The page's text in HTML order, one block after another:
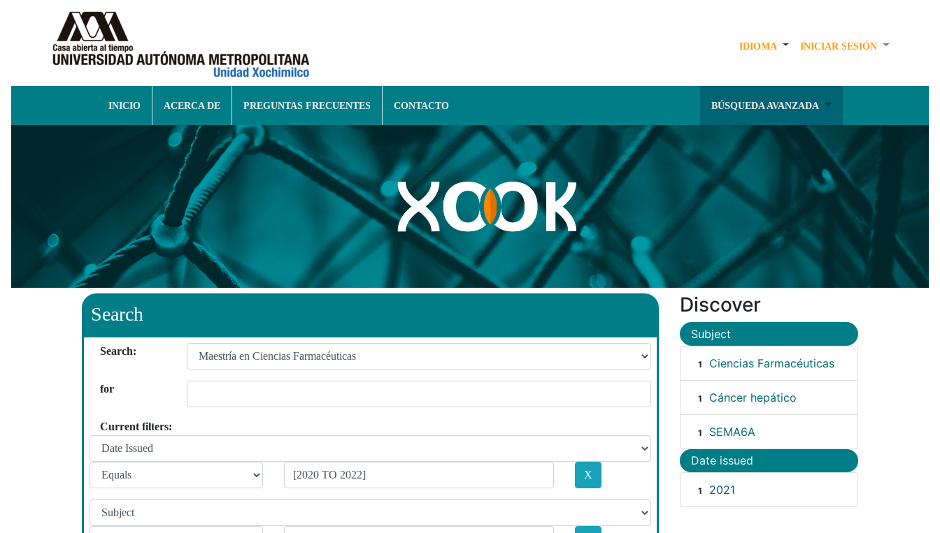
IDIOMA INICIAR SESIÓN
INICIO ACERCA DE PREGUNTAS FRECUENTES CONTACTO BÚSQUEDA AVANZADA
Search
Search:
for
Current filters:
Discover
Subject
1 Ciencias Farmacéuticas
1 Cáncer hepático
1 SEMA6A
Date issued
1 2021